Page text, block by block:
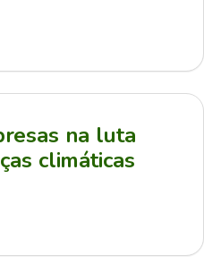
na luta
climáticas